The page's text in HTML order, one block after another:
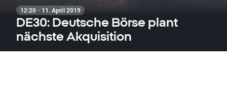
12:20 · 11. April 2019
DE30: Deutsche Börse plant
nächste Akquisition